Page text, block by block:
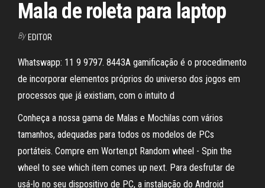
Mala de roleta para laptop
By EDITOR
Whatswapp: 11 9 9797. 8443A gamificação é o procedimento
de incorporar elementos próprios do universo dos jogos em
processos que já existiam, com o intuito d
Conheça a nossa gama de Malas e Mochilas com vários
tamanhos, adequadas para todos os modelos de PCs
portáteis. Compre em Worten.pt Random wheel - Spin the
wheel to see which item comes up next. Para desfrutar de
usá-lo no seu dispositivo de PC, a instalação do Android